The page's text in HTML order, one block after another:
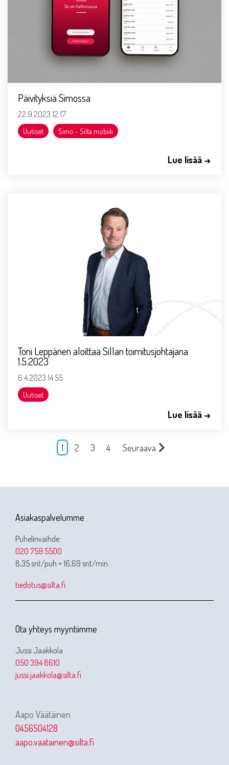
Päivityksiä Simossa
22.9.2023 12:17
Uutiset Simo - Silta mobiili
Lue lisää →
Toni Leppänen aloittaa Sillan toimitusjohtajana
1.5.2023
6.4.2023 14:55
Uutiset
Lue lisää →
1 2 3 4 Seuraava
Asiakaspalvelumme
Puhelinvaihde:
020 759 5500
8,35 snt/puh + 16,69 snt/min
tiedotus@silta.fi
Ota yhteys myyntiimme
Jussi Jaakkola
050 394 8610
jussi.jaakkola@silta.fi
Aapo Väätäinen
0456504128
aapo.vaatainen@silta.fi